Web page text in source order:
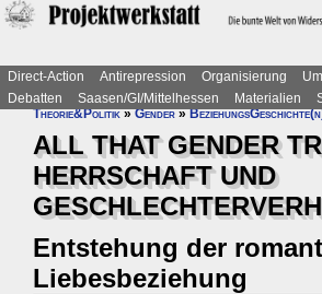
Direct-Action Antirepression Organisierung
Debatten
Saasen/GI/Mittelhessen Materialien
Theorie&Politik»Gender»
ALL THAT GENDER
HERRSCHAFT UND
Entstehung der
Liebesbeziehung